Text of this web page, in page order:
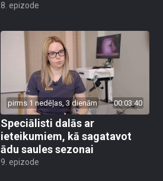
8. epizode
pirms 1 nedēļas, 3 dienām 00:03:40
Speciālisti dalās ar
ieteikumiem, kā sagatavot
ādu saules sezonai
9. epizode